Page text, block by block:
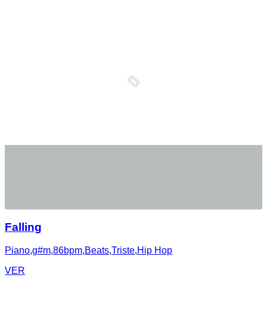
Falling
Piano,g#m,86bpm,Beats,Triste,Hip Hop
VER